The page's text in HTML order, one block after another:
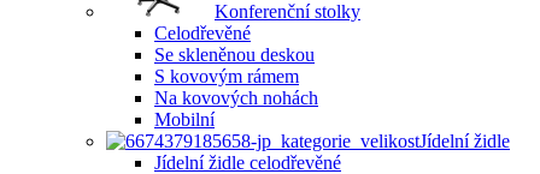
Konferenční stolky
Celodřevěné
Se skleněnou deskou
S kovovým rámem
Na kovových nohách
Mobilní
Jídelní židle
Jídelní židle celodřevěné